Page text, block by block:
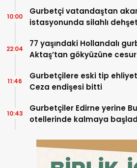
Gurbetçi vatandaştan
istasyonunda silahlı dehşet
10:00
77 yaşındaki Hollandalı
Aktaş’tan gökyüzüne
22:04
Gurbetçilere eski tip
Ceza endişesi bitti
11:46
Gurbetçiler Edirne yerine
otellerinde kalmaya
10:43